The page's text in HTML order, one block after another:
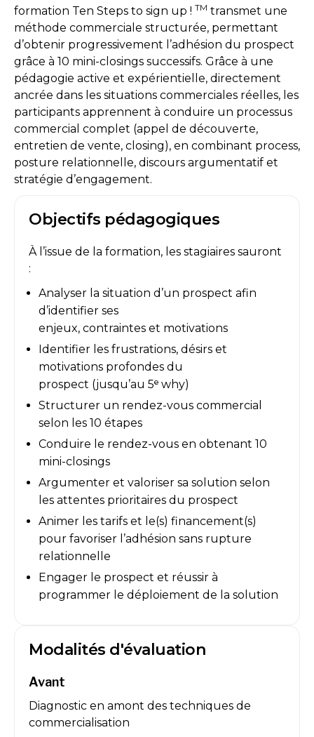
formation Ten Steps to sign up ! TM transmet une
méthode commerciale structurée, permettant
d’obtenir progressivement l’adhésion du prospect
grâce à 10 mini-closings successifs. Grâce à une
pédagogie active et expérientielle, directement
ancrée dans les situations commerciales réelles, les
participants apprennent à conduire un processus
commercial complet (appel de découverte,
entretien de vente, closing), en combinant process,
posture relationnelle, discours argumentatif et
stratégie d’engagement.
Objectifs pédagogiques
À l’issue de la formation, les stagiaires sauront
:
Analyser la situation d’un prospect afin
d’identifier ses
enjeux, contraintes et motivations
Identifier les frustrations, désirs et
motivations profondes du
prospect (jusqu’au 5ᵉ why)
Structurer un rendez-vous commercial
selon les 10 étapes
Conduire le rendez-vous en obtenant 10
mini-closings
Argumenter et valoriser sa solution selon
les attentes prioritaires du prospect
Animer les tarifs et le(s) financement(s)
pour favoriser l’adhésion sans rupture
relationnelle
Engager le prospect et réussir à
programmer le déploiement de la solution
Modalités d'évaluation
Avant
Diagnostic en amont des techniques de
commercialisation